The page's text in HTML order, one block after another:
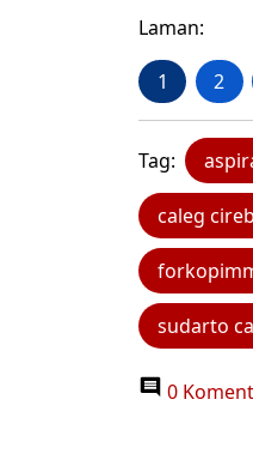
Laman:
1 2
Tag:
caleg
sudarto
0